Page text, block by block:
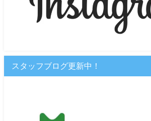
スタッフブログ更新中！